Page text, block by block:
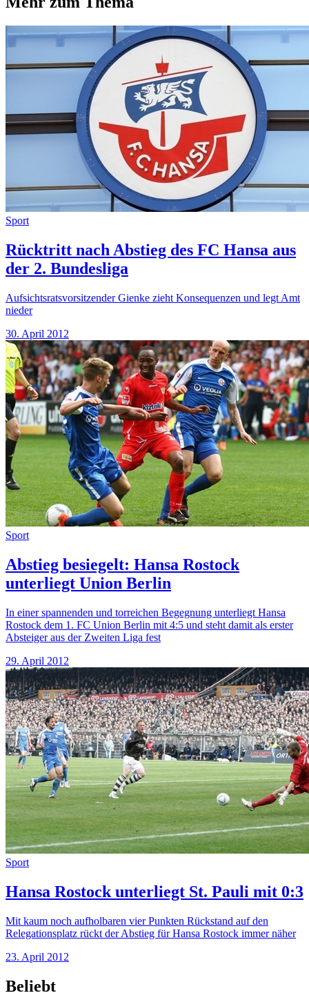
Sport
Rücktritt nach Abstieg des FC Hansa aus
der 2. Bundesliga
Aufsichtsratsvorsitzender Gienke zieht Konsequenzen und legt Amt
nieder
30. April 2012
Sport
Abstieg besiegelt: Hansa Rostock
unterliegt Union Berlin
In einer spannenden und torreichen Begegnung unterliegt Hansa
Rostock dem 1. FC Union Berlin mit 4:5 und steht damit als erster
Absteiger aus der Zweiten Liga fest
29. April 2012
Sport
Hansa Rostock unterliegt St. Pauli mit 0:3
Mit kaum noch aufholbaren vier Punkten Rückstand auf den
Relegationsplatz rückt der Abstieg für Hansa Rostock immer näher
23. April 2012
Beliebt